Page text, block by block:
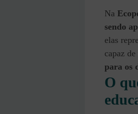
Na
sendo
elas
capaz de
para os
O